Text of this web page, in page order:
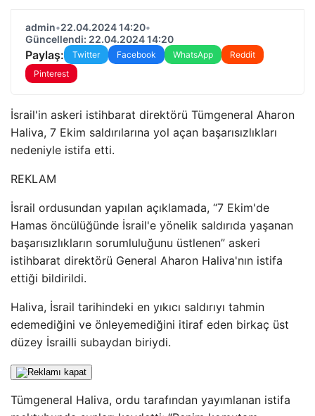
admin•22.04.2024 14:20•
Güncellendi: 22.04.2024 14:20
Paylaş: Twitter Facebook WhatsApp
Reddit
Pinterest
İsrail'in askeri istihbarat direktörü Tümgeneral Aharon
Haliva, 7 Ekim saldırılarına yol açan başarısızlıkları
nedeniyle istifa etti.
REKLAM
İsrail ordusundan yapılan açıklamada, “7 Ekim'de
Hamas öncülüğünde İsrail'e yönelik saldırıda yaşanan
başarısızlıkların sorumluluğunu üstlenen” askeri
istihbarat direktörü General Aharon Haliva'nın istifa
ettiği bildirildi.
Haliva, İsrail tarihindeki en yıkıcı saldırıyı tahmin
edemediğini ve önleyemediğini itiraf eden birkaç üst
düzey İsrailli subaydan biriydi.
Tümgeneral Haliva, ordu tarafından yayımlanan istifa